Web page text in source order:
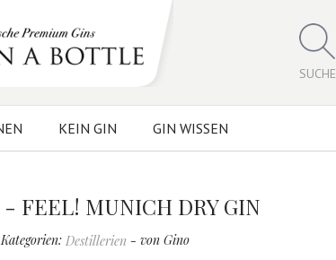
SUCHE
KEIN GIN GIN WISSEN
FEEL! MUNICH DRY GIN
Destillerien - von Gino